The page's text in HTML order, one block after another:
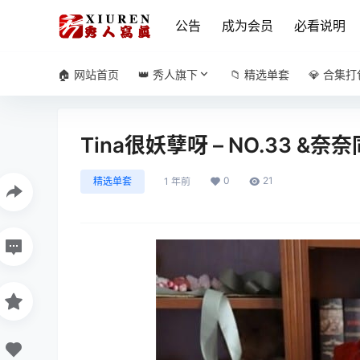
公告 成为会员 必看说明
🏠 网站首页 👑 秀人旗下 📁 精选单套 💎 合集打
Tina很妖孽呀 – NO.33 &奈
精选单套 1 年前 0 21